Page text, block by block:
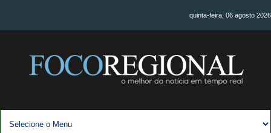
quinta-feira, 06 agosto 2026